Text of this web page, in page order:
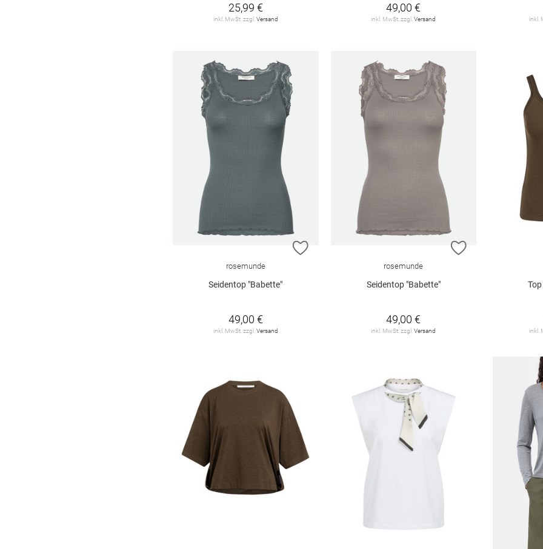
25,99 €
inkl. MwSt. zzgl. Versand
49,00 €
inkl. MwSt. zzgl.Versand inkl.
ZUR WUNSCHLISTE HINZUFÜGEN
rosemunde
Seidentop "Babette"
49,00 €
inkl. MwSt. zzgl. Versand
ZUR
rosemunde
Seidentop "Babette"
49,00 €
inkl. MwSt. zzgl.Versand inkl.